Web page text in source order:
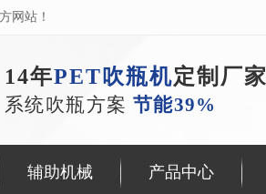
网站！
14年PET吹瓶机定制厂家
系统吹瓶方案 节能39%
辅助机械 产品中心